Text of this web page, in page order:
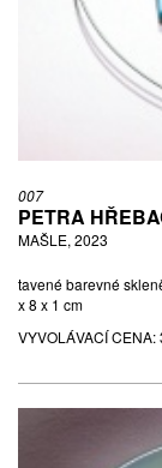
007
PETRA
MAŠLE, 2023
tavené barevné
x 8 x 1 cm
VYVOLÁVACÍ CENA: